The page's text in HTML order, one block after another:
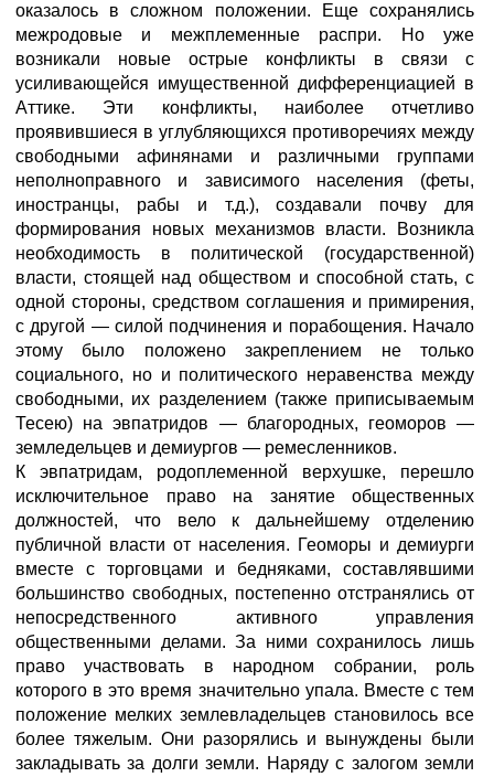
оказалось в сложном положении. Еще сохранялись
межродовые и межплеменные распри. Но уже
возникали новые острые конфликты в связи с
усиливающейся имущественной дифференциацией в
Аттике. Эти конфликты, наиболее отчетливо
проявившиеся в углубляющихся противоречиях между
свободными афинянами и различными группами
неполноправного и зависимого населения (феты,
иностранцы, рабы и т.д.), создавали почву для
формирования новых механизмов власти. Возникла
необходимость в политической (государственной)
власти, стоящей над обществом и способной стать, с
одной стороны, средством соглашения и примирения,
с другой — силой подчинения и порабощения. Начало
этому было положено закреплением не только
социального, но и политического неравенства между
свободными, их разделением (также приписываемым
Тесею) на эвпатридов — благородных, геоморов —
земледельцев и демиургов — ремесленников.
К эвпатридам, родоплеменной верхушке, перешло
исключительное право на занятие общественных
должностей, что вело к дальнейшему отделению
публичной власти от населения. Геоморы и демиурги
вместе с торговцами и бедняками, составлявшими
большинство свободных, постепенно отстранялись от
непосредственного активного управления
общественными делами. За ними сохранилось лишь
право участвовать в народном собрании, роль
которого в это время значительно упала. Вместе с тем
положение мелких землевладельцев становилось все
более тяжелым. Они разорялись и вынуждены были
закладывать за долги земли. Наряду с залогом земли